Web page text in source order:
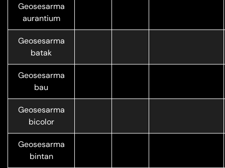
Geosesarma
aurantium
Geosesarma
batak
Geosesarma
bau
Geosesarma
bicolor
Geosesarma
bintan